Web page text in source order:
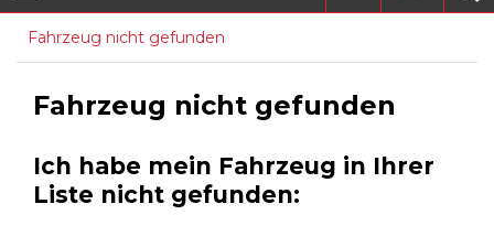
Fahrzeug nicht gefunden
Fahrzeug nicht gefunden
Ich habe mein Fahrzeug in Ihrer
Liste nicht gefunden: